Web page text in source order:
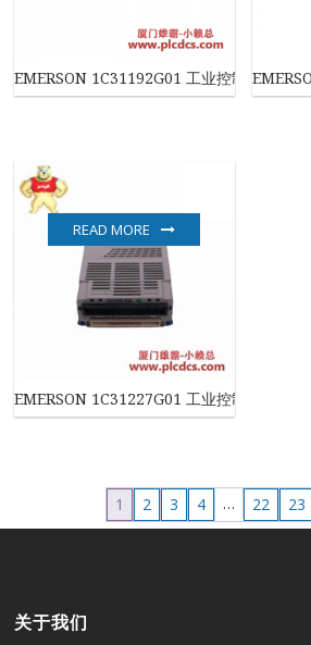
EMERSON 1C31192G01 工业控制模块
EMERSON 1C31227G01 工业控制模块
READ MORE
1 2 3 4 … 22 23
关于我们